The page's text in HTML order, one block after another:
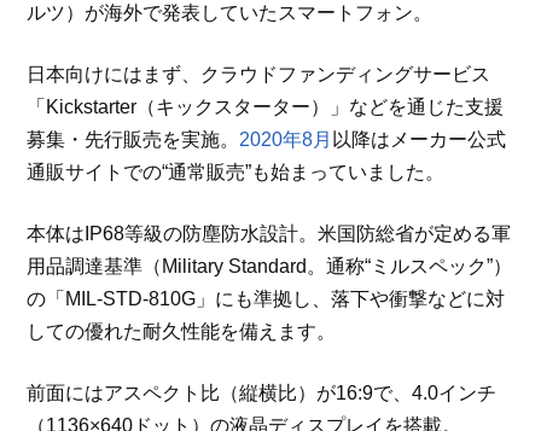
ルツ）が海外で発表していたスマートフォン。
日本向けにはまず、クラウドファンディングサービス
「Kickstarter（キックスターター）」などを通じた支援
募集・先行販売を実施。 2020年8月 以降はメーカー公式
通販サイトでの“通常販売”も始まっていました。
本体はIP68等級の防塵防水設計。米国防総省が定める軍
用品調達基準（Military Standard。通称“ミルスペック”）
の「MIL-STD-810G」にも準拠し、落下や衝撃などに対
しての優れた耐久性能を備えます。
前面にはアスペクト比（縦横比）が16:9で、4.0インチ
（1136×640ドット）の液晶ディスプレイを搭載。